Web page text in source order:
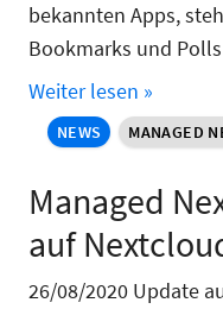
bekannten Apps,
Bookmarks und
Weiter lesen »
NEWS MANAGED
Managed
auf
26/08/2020 Update